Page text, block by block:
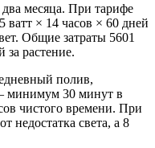
месяца. При тарифе
ватт × 14 часов × 60 дней
Общие затраты 5601
за растение.
полив,
минимум 30 минут в
чистого времени. При
недостатка света, а 8